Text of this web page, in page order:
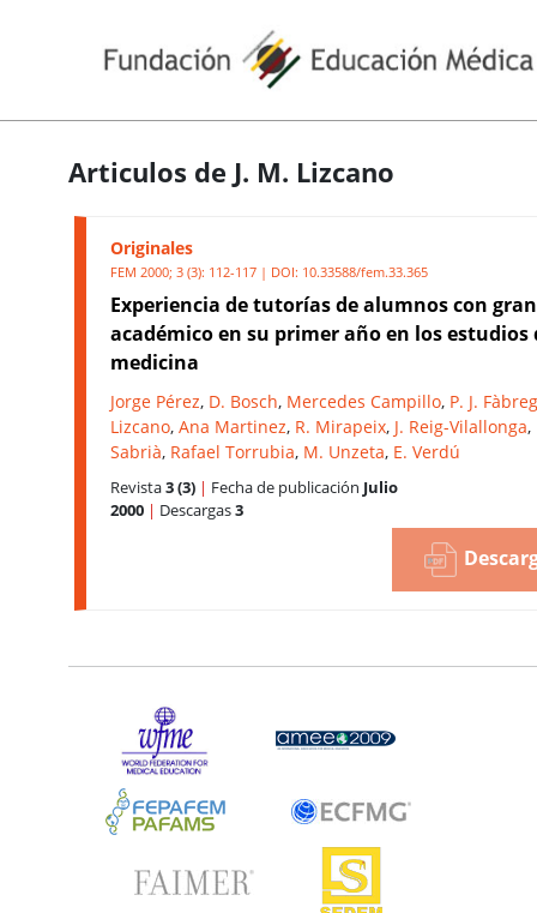
Articulos de J. M. Lizcano
Originales
FEM 2000; 3 (3): 112-117 | DOI: 10.33588/fem.33.365
Experiencia de tutorías de alumnos con
académico en su primer año en los estudios
medicina
Jorge Pérez, D. Bosch, Mercedes Campillo, P. J.
Lizcano, Ana Martinez, R. Mirapeix, J. Reig-Vilallonga,
Sabrià, Rafael Torrubia, M. Unzeta, E. Verdú
Revista3 (3) | Fecha de publicación Julio
2000 | Descargas3